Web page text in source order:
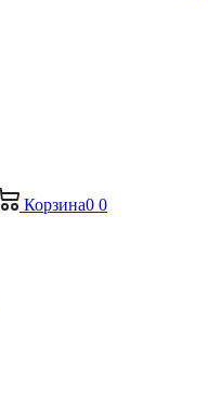
Корзина0 0